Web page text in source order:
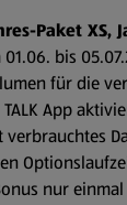
Paket XS,
bis
für die
App
verbrauchtes
nur